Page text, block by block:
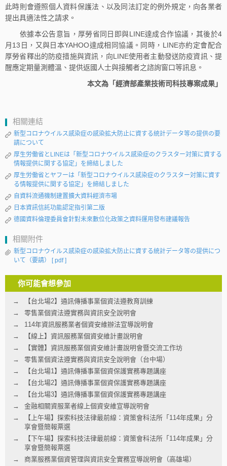
此時則會遵照個人資料保護法、以及同法訂定的例外規定，向各業者
提出具適法性之請求。
依據本公告意旨，厚勞省同日即與LINE達成合作協議，其後於4
月13日，又與日本YAHOO達成相同協議。同時，LINE亦約定會配合
厚勞省釋出的防疫措施與資訊，向LINE使用者主動發送防疫資訊、提
醒應定期量測體溫、提供返國人士與接觸者之諮詢窗口等訊息。
本文為「經濟部產業技術司科技專案成果」
相關連結
新型コロナウイルス感染症の感染拡大防止に資する統計データ等の提供の要
請について
厚生労働省とLINEは「新型コロナウイルス感染症のクラスター対策に資する
情報提供に関する協定」を締結しました
厚生労働省とヤフーは「新型コロナウイルス感染症のクラスター対策に資す
る情報提供に関する協定」を締結しました
自資料流通機制建置擴大資料經濟市場
日本資訊信託功能認定指引第二版
德國資料倫理委員會針對未來數位化政策之資料運用發布建議報告
相關附件
新型コロナウイルス感染症の感染拡大防止に資する統計データ等の提供につ
いて（要請）
[ pdf ]
你可能會想參加
【台北場2】通訊傳播事業個資法遵教育訓練
零售業個資法遵實務與資訊安全說明會
114年資訊服務業者個資安維辦法宣導說明會
【線上】資訊服務業個資安維計畫說明會
【實體】資訊服務業個資安維計畫說明會暨交流工作坊
零售業個資法遵實務與資訊安全說明會（台中場）
【台北場1】通訊傳播事業個資保護實務專題講座
【台北場2】通訊傳播事業個資保護實務專題講座
【台北場3】通訊傳播事業個資保護實務專題講座
金融相關資服業者線上個資安維宣導說明會
【上午場】探索科技法律最前線：資策會科法所「114年成果」分
享會暨簡報票選
【下午場】探索科技法律最前線：資策會科法所「114年成果」分
享會暨簡報票選
商業服務業個資管理與資訊安全實務宣導說明會（高雄場）